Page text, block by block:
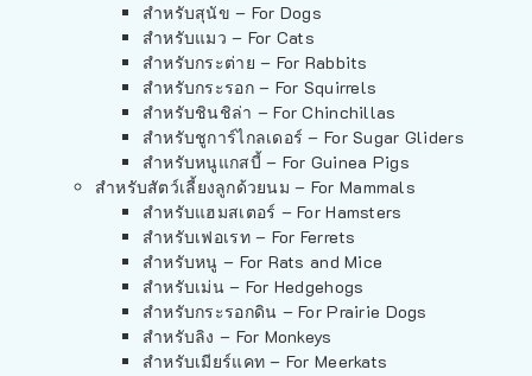
สำหรับสุนัข – For Dogs
สำหรับแมว – For Cats
สำหรับกระต่าย – For Rabbits
สำหรับกระรอก – For Squirrels
สำหรับชินชิล่า – For Chinchillas
สำหรับชูการ์ไกลเดอร์ – For Sugar Gliders
สำหรับหนูแกสบี้ – For Guinea Pigs
สำหรับสัตว์เลี้ยงลูกด้วยนม – For Mammals
สำหรับแฮมสเตอร์ – For Hamsters
สำหรับเฟอเรท – For Ferrets
สำหรับหนู – For Rats and Mice
สำหรับเม่น – For Hedgehogs
สำหรับกระรอกดิน – For Prairie Dogs
สำหรับลิง – For Monkeys
สำหรับเมียร์แคท – For Meerkats